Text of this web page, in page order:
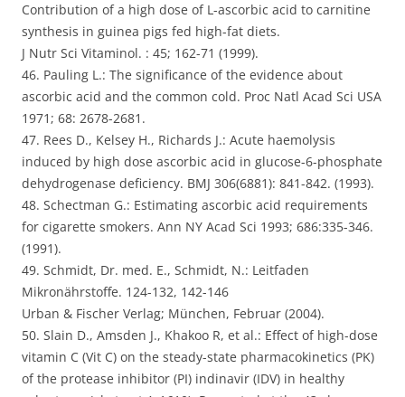
Contribution of a high dose of L-ascorbic acid to carnitine
synthesis in guinea pigs fed high-fat diets.
J Nutr Sci Vitaminol. : 45; 162-71 (1999).
46. Pauling L.: The significance of the evidence about
ascorbic acid and the common cold. Proc Natl Acad Sci USA
1971; 68: 2678-2681.
47. Rees D., Kelsey H., Richards J.: Acute haemolysis
induced by high dose ascorbic acid in glucose-6-phosphate
dehydrogenase deficiency. BMJ 306(6881): 841-842. (1993).
48. Schectman G.: Estimating ascorbic acid requirements
for cigarette smokers. Ann NY Acad Sci 1993; 686:335-346.
(1991).
49. Schmidt, Dr. med. E., Schmidt, N.: Leitfaden
Mikronährstoffe. 124-132, 142-146
Urban & Fischer Verlag; München, Februar (2004).
50. Slain D., Amsden J., Khakoo R, et al.: Effect of high-dose
vitamin C (Vit C) on the steady-state pharmacokinetics (PK)
of the protease inhibitor (PI) indinavir (IDV) in healthy